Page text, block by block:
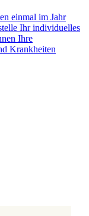
einmal im Jahr
Ihr individuelles
Ihre
Krankheiten